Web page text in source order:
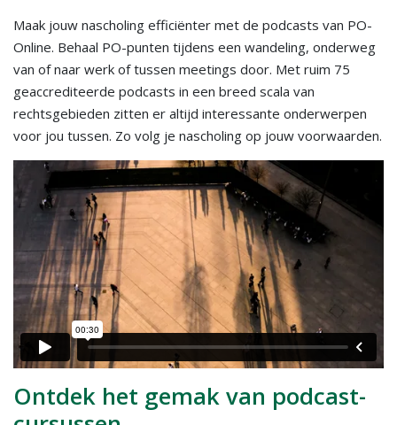
Maak jouw nascholing efficiënter met de podcasts van PO-
Online. Behaal PO-punten tijdens een wandeling, onderweg
van of naar werk of tussen meetings door. Met ruim 75
geaccrediteerde podcasts in een breed scala van
rechtsgebieden zitten er altijd interessante onderwerpen
voor jou tussen. Zo volg je nascholing op jouw voorwaarden.
Ontdek het gemak van podcast-